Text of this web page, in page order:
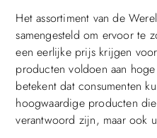
Het assortiment van de
samengesteld om ervoor te
een eerlijke prijs krijgen
producten voldoen aan
betekent dat consumenten
hoogwaardige producten
verantwoord zijn, maar ook